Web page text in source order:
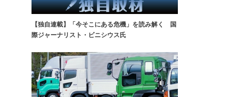
【独自連載】「今そこにある危機」を読み解く 国
際ジャーナリスト・ビニシウス氏